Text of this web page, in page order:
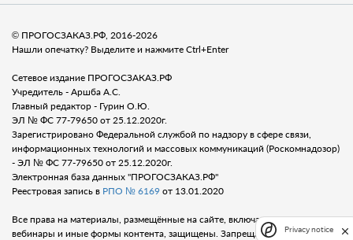
© ПРОГОСЗАКАЗ.РФ, 2016-2026
Нашли опечатку? Выделите и нажмите Ctrl+Enter
Сетевое издание ПРОГОСЗАКАЗ.РФ
Учредитель - Аршба А.С.
Главный редактор - Гурин О.Ю.
ЭЛ № ФС 77-79650 от 25.12.2020г.
Зарегистрировано Федеральной службой по надзору в сфере связи,
информационных технологий и массовых коммуникаций (Роскомнадозор)
- ЭЛ № ФС 77-79650 от 25.12.2020г.
Электронная база данных "ПРОГОСЗАКАЗ.РФ"
Реестровая запись в РПО № 6169 от 13.01.2020
Все права на материалы, размещённые на сайте, включая тексты, видео,
вебинары и иные формы контента, защищены. Запрещается любоеPrivacy notice